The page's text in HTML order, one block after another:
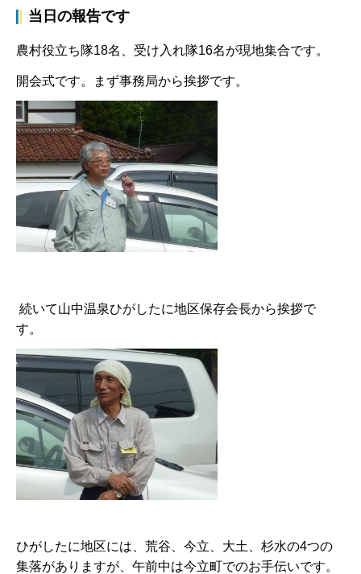
当日の報告です
農村役立ち隊18名、受け入れ隊16名が現地集合です。
開会式です。まず事務局から挨拶です。
続いて山中温泉ひがしたに地区保存会長から挨拶で
す。
ひがしたに地区には、荒谷、今立、大土、杉水の4つの
集落がありますが、午前中は今立町でのお手伝いです。